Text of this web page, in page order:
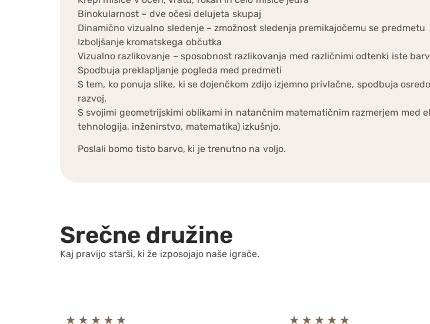
Binokularnost – dve očesi delujeta skupaj
Dinamično vizualno sledenje – zmožnost sledenja premikajočemu se predmetu
Izboljšanje kromatskega občutka
Vizualno razlikovanje – sposobnost razlikovanja med različnimi odtenki iste
Spodbuja preklapljanje pogleda med predmeti
S tem, ko ponuja slike, ki se dojenčkom zdijo izjemno privlačne, spodbuja
razvoj.
S svojimi geometrijskimi oblikami in natančnim matematičnim razmerjem med
tehnologija, inženirstvo, matematika) izkušnjo.
Poslali bomo tisto barvo, ki je trenutno na voljo.
Srečne družine
Kaj pravijo starši, ki že izposojajo naše igrače.